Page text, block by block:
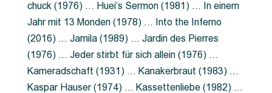
chuck (1976) … Huei’s Sermon (1981) … In einem
Jahr mit 13 Monden (1978) … Into the Inferno
(2016) … Jamila (1989) … Jardin des Pierres
(1976) … Jeder stirbt für sich allein (1976) …
Kameradschaft (1931) … Kanakerbraut (1983) …
Kaspar Hauser (1974) … Kassettenliebe (1982) …